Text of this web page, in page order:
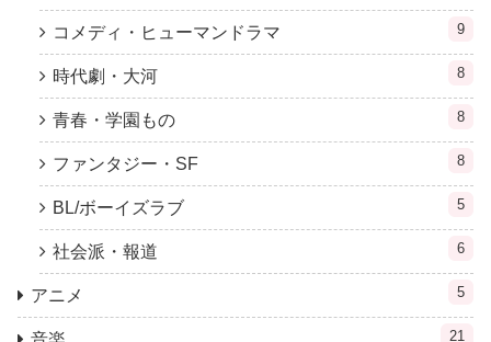
コメディ・ヒューマンドラマ 9
時代劇・大河 8
青春・学園もの 8
ファンタジー・SF 8
BL/ボーイズラブ 5
社会派・報道 6
アニメ 5
21